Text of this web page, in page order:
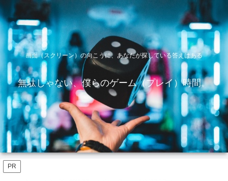
画面（スクリーン）の向こうに、あなたが探している答えはある
無駄じゃない、僕らのゲーム（プレイ）時間。
PR